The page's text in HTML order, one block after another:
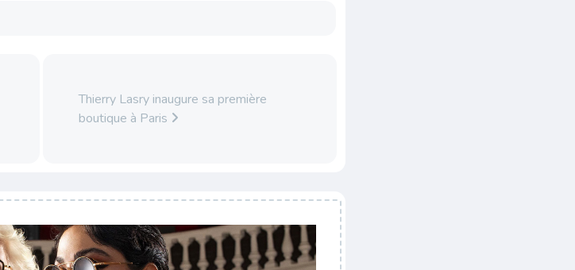
Thierry Lasry inaugure sa première
boutique à Paris